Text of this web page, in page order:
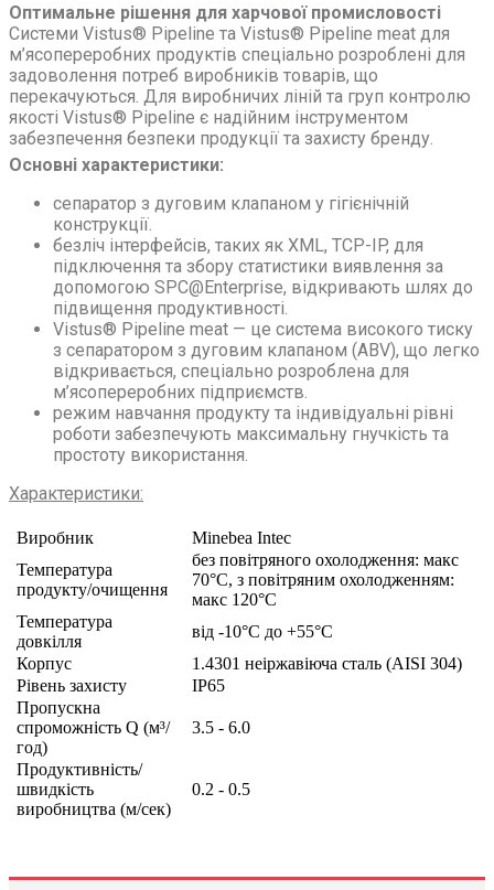
Оптимальне рішення для харчової промисловості
Системи Vistus® Pipeline та Vistus® Pipeline meat для
м’ясопереробних продуктів спеціально розроблені для
задоволення потреб виробників товарів, що
перекачуються. Для виробничих ліній та груп контролю
якості Vistus® Pipeline є надійним інструментом
забезпечення безпеки продукції та захисту бренду.
Основні характеристики:
сепаратор з дуговим клапаном у гігієнічній
конструкції.
безліч інтерфейсів, таких як XML, TCP-IP, для
підключення та збору статистики виявлення за
допомогою SPC@Enterprise, відкривають шлях до
підвищення продуктивності.
Vistus® Pipeline meat — це система високого тиску
з сепаратором з дуговим клапаном (ABV), що легко
відкривається, спеціально розроблена для
м’ясопереробних підприємств.
режим навчання продукту та індивідуальні рівні
роботи забезпечують максимальну гнучкість та
простоту використання.
Характеристики:
Виробник
Minebea Intec
Температура
продукту/очищення
без повітряного охолодження: макс
70°C, з повітряним охолодженням:
макс 120°C
Температура
довкілля
від -10°C до +55°C
Корпус
1.4301 неіржавіюча сталь (AISI 304)
Рівень захисту
IP65
Пропускна
спроможність Q (м³/
год)
3.5 - 6.0
Продуктивність/
швидкість
виробництва (м/сек)
0.2 - 0.5